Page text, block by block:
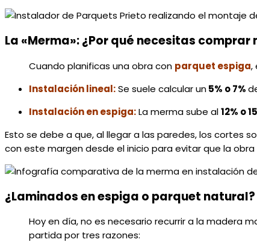
La «Merma»: ¿Por qué necesitas
Cuando planificas una obra con parquet espiga,
Instalación lineal:Se suele calcular un5% o 7%
Instalación en espiga:La merma sube al12% o
Esto se debe a que, al llegar a las paredes, los cortes
con este margen desde el inicio para evitar que la
¿Laminados en espiga o parquet natural?
Hoy en día, no es necesario recurrir a la madera
partida por tres razones: